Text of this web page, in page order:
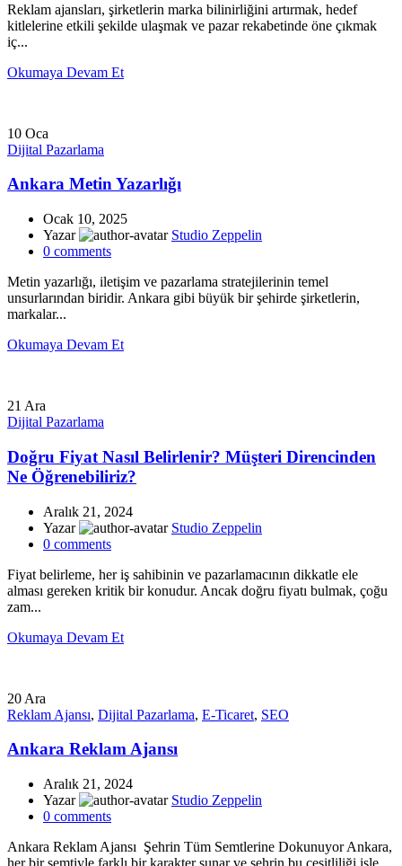
Reklam ajansları, şirketlerin marka bilinirliğini artırmak, hedef
kitlelerine etkili şekilde ulaşmak ve pazar rekabetinde öne çıkmak
iç...
Okumaya Devam Et
10 Oca
Dijital Pazarlama
Ankara Metin Yazarlığı
Ocak 10, 2025
Yazar
Studio Zeppelin
0 comments
Metin yazarlığı, iletişim ve pazarlama stratejilerinin temel
unsurlarından biridir. Ankara gibi büyük bir şehirde şirketlerin,
markalar...
Okumaya Devam Et
21 Ara
Dijital Pazarlama
Doğru Fiyat Nasıl Belirlenir? Müşteri Direncinden
Ne Öğrenebiliriz?
Aralık 21, 2024
Yazar
Studio Zeppelin
0 comments
Fiyat belirleme, her iş sahibinin ve pazarlamacının dikkatle ele
alması gereken kritik bir konudur. Ancak doğru fiyatı bulmak, çoğu
zam...
Okumaya Devam Et
20 Ara
Reklam Ajansı, Dijital Pazarlama, E-Ticaret, SEO
Ankara Reklam Ajansı
Aralık 21, 2024
Yazar
Studio Zeppelin
0 comments
Ankara Reklam Ajansı Şehrin Tüm Semtlerine Dokunuyor Ankara,
her bir semtiyle farklı bir karakter sunar ve şehrin bu çeşitliliği işle...